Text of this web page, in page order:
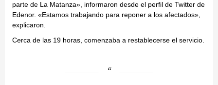
parte de La Matanza», informaron desde el perfil de Twitter de
Edenor. «Estamos trabajando para reponer a los afectados»,
explicaron.
Cerca de las 19 horas, comenzaba a restablecerse el servicio.